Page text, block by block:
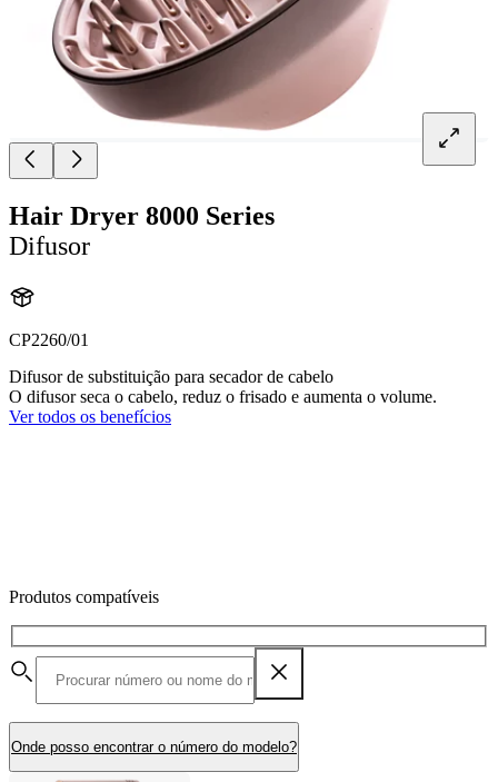
Hair Dryer 8000 Series
Difusor
CP2260/01
Difusor de substituição para secador de cabelo
O difusor seca o cabelo, reduz o frisado e aumenta o volume.
Ver todos os benefícios
Produtos compatíveis
Onde posso encontrar o número do modelo?